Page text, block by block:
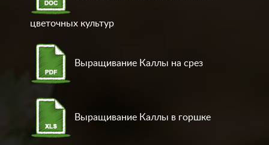
цветочных культур
Выращивание Каллы на срез
Выращивание Каллы в горшке